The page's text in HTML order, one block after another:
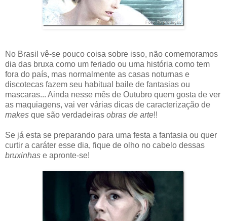
No Brasil vê-se pouco coisa sobre isso, não comemoramos
dia das bruxa como um feriado ou uma história como tem
fora do país, mas normalmente as casas noturnas e
discotecas fazem seu habitual baile de fantasias ou
mascaras... Ainda nesse mês de Outubro quem gosta de ver
as maquiagens, vai ver várias dicas de caracterização de
makes que são verdadeiras obras de arte!!
Se já esta se preparando para uma festa a fantasia ou quer
curtir a caráter esse dia, fique de olho no cabelo dessas
bruxinhas e apronte-se!